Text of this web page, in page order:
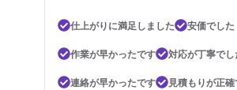
仕上がりに満足しました
安価でした
作業が早かったです
対応が丁寧でし
連絡が早かったです
見積もりが正